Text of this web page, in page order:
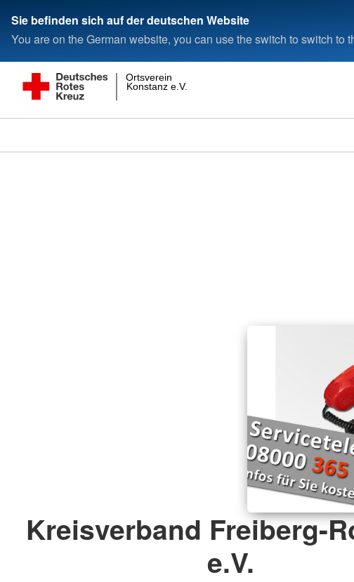
Sie befinden sich auf der deutschen Website
You are on the German website, you can use the switch to switch to
Konstanz e.V.
Ortsverein
Kreisverband Freiberg-
e.V.